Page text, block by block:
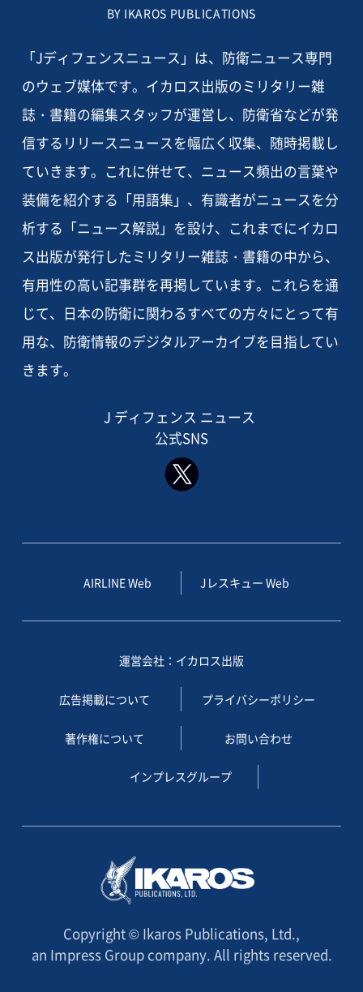
BY IKAROS PUBLICATIONS
「Jディフェンスニュース」は、防衛ニュース専門
のウェブ媒体です。イカロス出版のミリタリー雑
誌・書籍の編集スタッフが運営し、防衛省などが発
信するリリースニュースを幅広く収集、随時掲載し
ていきます。これに併せて、ニュース頻出の言葉や
装備を紹介する「用語集」、有識者がニュースを分
析する「ニュース解説」を設け、これまでにイカロ
ス出版が発行したミリタリー雑誌・書籍の中から、
有用性の高い記事群を再掲しています。これらを通
じて、日本の防衛に関わるすべての方々にとって有
用な、防衛情報のデジタルアーカイブを目指してい
きます。
J ディフェンス ニュース
公式SNS
AIRLINE Web Jレスキュー Web
運営会社：イカロス出版
広告掲載について プライバシーポリシー
著作権について お問い合わせ
インプレスグループ
Copyright © Ikaros Publications, Ltd.,
an Impress Group company. All rights reserved.